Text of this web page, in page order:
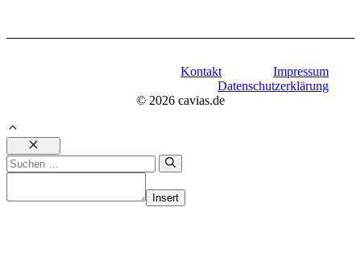
© 2026 cavias.de
Kontakt
Impressum
Datenschutzerklärung
Schließen
Suchen
nach:
Insert